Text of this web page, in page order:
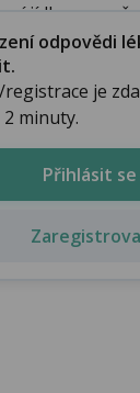
jídla se
odpovědi
je
minuty.
Přihlásit se